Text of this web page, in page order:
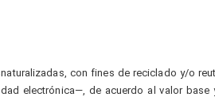
con fines de reciclado y/o
electrónica—, de acuerdo al valor base